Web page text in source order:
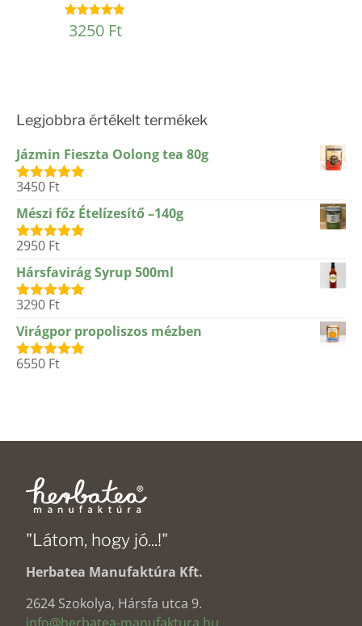
Értékelés:
4.91
3250 Ft
Legjobbra értékelt termékek
Jázmin Fieszta Oolong tea 80g
Értékelés:
3450 Ft
Mészi főz Ételízesítő –140g
Értékelés:
2950 Ft
Hársfavirág Syrup 500ml
Értékelés:
3290 Ft
Virágpor propoliszos mézben
Értékelés:
6550 Ft
"Látom, hogy jó...!"
Herbatea Manufaktúra Kft.
2624 Szokolya, Hársfa utca 9.